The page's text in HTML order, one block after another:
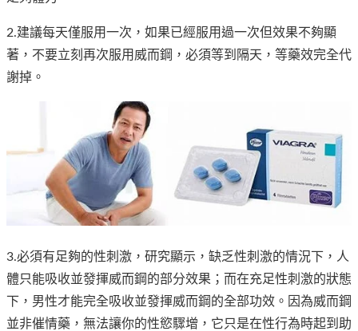
2.建議每天僅服用一次，如果已經服用過一次但效果不夠顯
著，不要立刻再次服用威而鋼，必須等到隔天，等藥效完全代
謝掉。
3.必須有足夠的性刺激，研究顯示，缺乏性刺激的情況下，人
體只能吸收並發揮威而鋼的部分效果；而在充足性刺激的狀態
下，男性才能完全吸收並發揮威而鋼的全部功效。因為威而鋼
並非催情藥，無法讓你的性慾驟增，它只是在性行為時起到助